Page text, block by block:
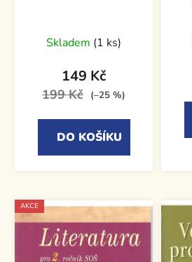
Skladem (1 ks)
149 Kč
199 Kč (–25 %)
DO KOŠÍKU
AKCE